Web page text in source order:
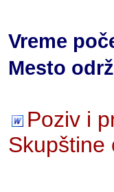
Vreme
Mesto
Poziv i
Skupštine